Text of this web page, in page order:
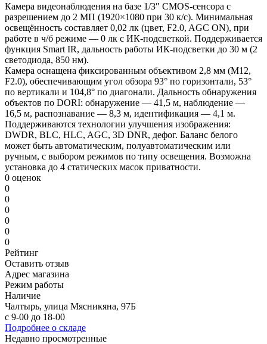
Камера видеонаблюдения на базе 1/3″ CMOS-сенсора с
разрешением до 2 МП (1920×1080 при 30 к/с). Минимальная
освещённость составляет 0,02 лк (цвет, F2.0, AGC ON), при
работе в ч/б режиме — 0 лк с ИК-подсветкой. Поддерживается
функция Smart IR, дальность работы ИК-подсветки до 30 м (2
светодиода, 850 нм).
Камера оснащена фиксированным объективом 2,8 мм (M12,
F2.0), обеспечивающим угол обзора 93° по горизонтали, 53°
по вертикали и 104,8° по диагонали. Дальность обнаружения
объектов по DORI: обнаружение — 41,5 м, наблюдение —
16,5 м, распознавание — 8,3 м, идентификация — 4,1 м.
Поддерживаются технологии улучшения изображения:
DWDR, BLC, HLC, AGC, 3D DNR, дефог. Баланс белого
может быть автоматическим, полуавтоматическим или
ручным, с выбором режимов по типу освещения. Возможна
установка до 4 статических масок приватности.
0 оценок
0
0
0
0
0
0
Рейтинг
Оставить отзыв
Адрес магазина
Режим работы
Наличие
Чалтырь, улица Мясникяна, 97Б
с 9-00 до 18-00
Подробнее о складе
Недавно просмотренные